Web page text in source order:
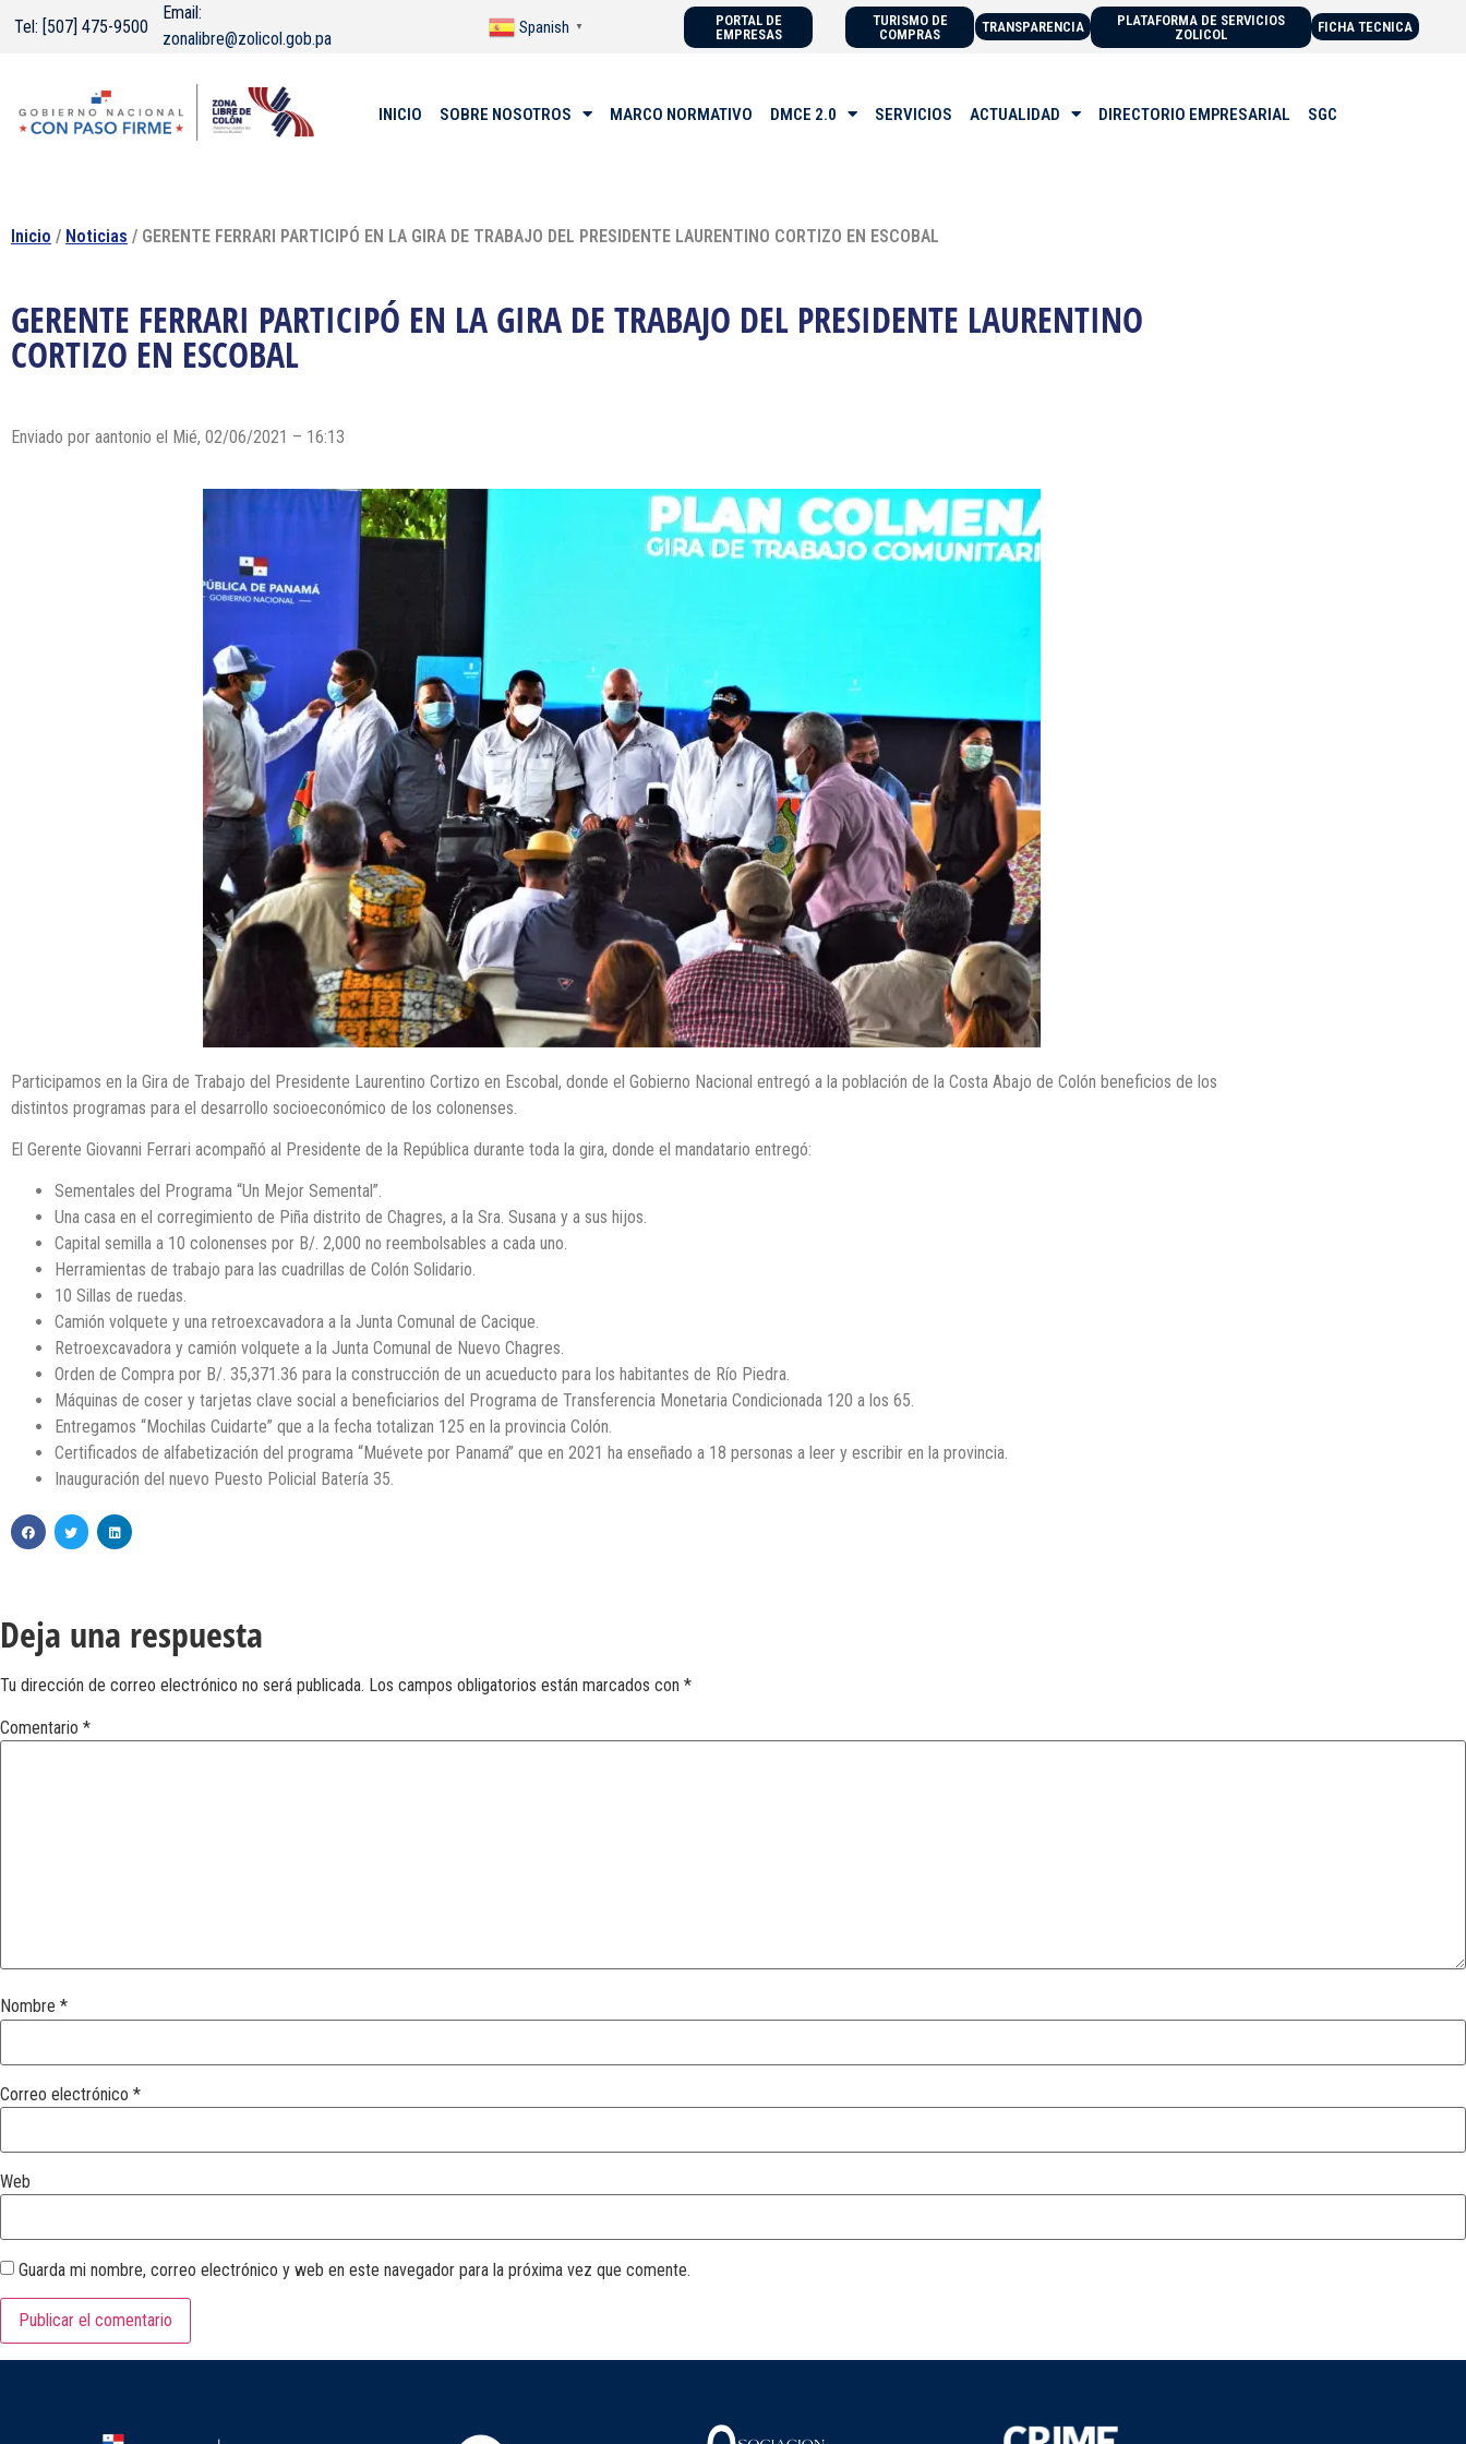
Tel: [507] 475-9500
Email:
zonalibre@zolicol.gob.pa
Spanish ▼
PORTAL DE
EMPRESAS
TURISMO DE
COMPRAS
TRANSPARENCIA
PLATAFORMA DE SERVICIOS
ZOLICOL
FICHA TECNICA
INICIO SOBRE NOSOTROS MARCO NORMATIVO DMCE 2.0 SERVICIOS ACTUALIDAD DIRECTORIO EMPRESARIAL SGC
Inicio / Noticias / GERENTE FERRARI PARTICIPÓ EN LA GIRA DE TRABAJO DEL PRESIDENTE LAURENTINO CORTIZO EN ESCOBAL
GERENTE FERRARI PARTICIPÓ EN LA GIRA DE TRABAJO DEL PRESIDENTE LAURENTINO
CORTIZO EN ESCOBAL
Enviado por aantonio el Mié, 02/06/2021 – 16:13
Participamos en la Gira de Trabajo del Presidente Laurentino Cortizo en Escobal, donde el Gobierno Nacional entregó a la población de la Costa Abajo de Colón beneficios de los
distintos programas para el desarrollo socioeconómico de los colonenses.
El Gerente Giovanni Ferrari acompañó al Presidente de la República durante toda la gira, donde el mandatario entregó:
Sementales del Programa “Un Mejor Semental”.
Una casa en el corregimiento de Piña distrito de Chagres, a la Sra. Susana y a sus hijos.
Capital semilla a 10 colonenses por B/. 2,000 no reembolsables a cada uno.
Herramientas de trabajo para las cuadrillas de Colón Solidario.
10 Sillas de ruedas.
Camión volquete y una retroexcavadora a la Junta Comunal de Cacique.
Retroexcavadora y camión volquete a la Junta Comunal de Nuevo Chagres.
Orden de Compra por B/. 35,371.36 para la construcción de un acueducto para los habitantes de Río Piedra.
Máquinas de coser y tarjetas clave social a beneficiarios del Programa de Transferencia Monetaria Condicionada 120 a los 65.
Entregamos “Mochilas Cuidarte” que a la fecha totalizan 125 en la provincia Colón.
Certificados de alfabetización del programa “Muévete por Panamá” que en 2021 ha enseñado a 18 personas a leer y escribir en la provincia.
Inauguración del nuevo Puesto Policial Batería 35.
Deja una respuesta
Tu dirección de correo electrónico no será publicada. Los campos obligatorios están marcados con *
Comentario *
Nombre *
Correo electrónico *
Web
Guarda mi nombre, correo electrónico y web en este navegador para la próxima vez que comente.